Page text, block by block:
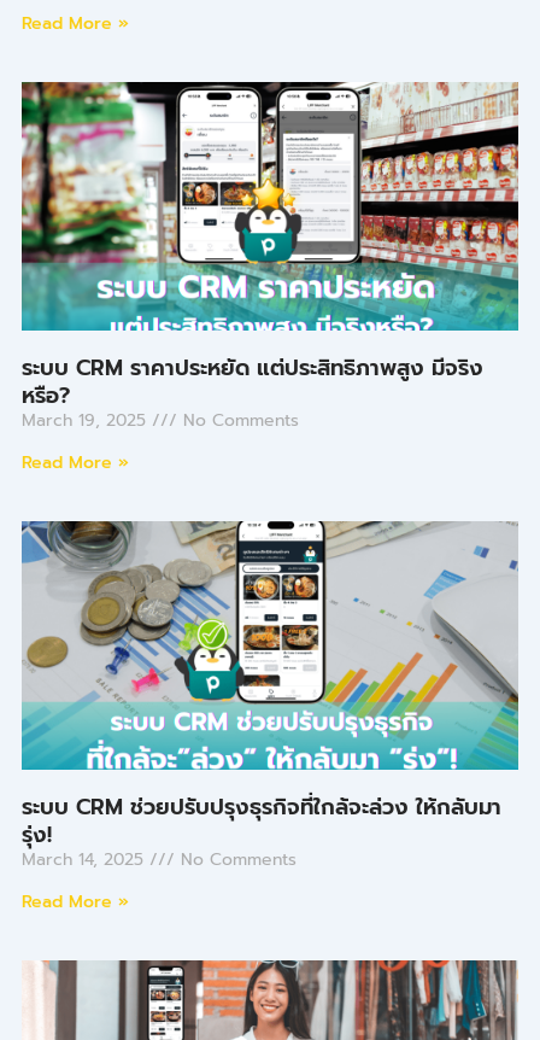
Read More »
ระบบ CRM ราคาประหยัด แต่ประสิทธิภาพสูง มีจริง
หรือ?
March 19, 2025
No Comments
Read More »
ระบบ CRM ช่วยปรับปรุงธุรกิจที่ใกล้จะล่วง ให้กลับมา
รุ่ง!
March 14, 2025
No Comments
Read More »